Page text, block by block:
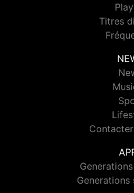
Titres
Generations